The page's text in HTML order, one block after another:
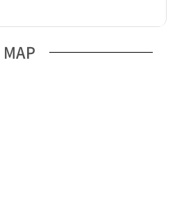
MAP